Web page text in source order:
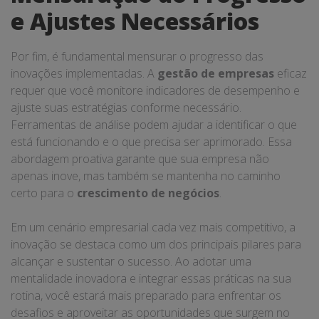
e Ajustes Necessários
Por fim, é fundamental mensurar o progresso das
inovações implementadas. A gestão de empresas eficaz
requer que você monitore indicadores de desempenho e
ajuste suas estratégias conforme necessário.
Ferramentas de análise podem ajudar a identificar o que
está funcionando e o que precisa ser aprimorado. Essa
abordagem proativa garante que sua empresa não
apenas inove, mas também se mantenha no caminho
certo para o crescimento de negócios.
Em um cenário empresarial cada vez mais competitivo, a
inovação se destaca como um dos principais pilares para
alcançar e sustentar o sucesso. Ao adotar uma
mentalidade inovadora e integrar essas práticas na sua
rotina, você estará mais preparado para enfrentar os
desafios e aproveitar as oportunidades que surgem no